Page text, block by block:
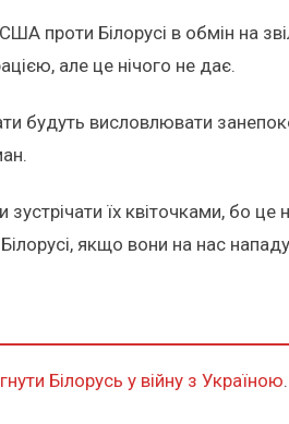
Білорусі в обмін на
але це нічого не дає.
будуть висловлювати
їх квіточками, бо це
якщо вони на нас
Білорусь у війну з Україною.